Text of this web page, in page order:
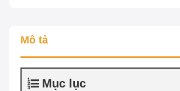
Mô tả
Mục lục